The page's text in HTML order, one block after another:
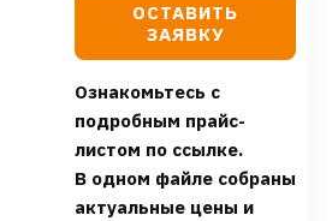
ОСТАВИТЬ
ЗАЯВКУ
Ознакомьтесь с
подробным прайс-
листом по ссылке.
В одном файле собраны
актуальные цены и